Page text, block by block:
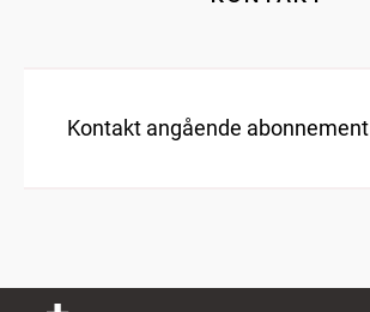
Kontakt angående abonnement